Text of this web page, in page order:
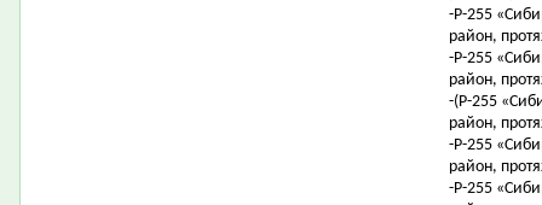
-Р-255
район,
-Р-255
район,
-(Р-255
район,
-Р-255
район,
-Р-255